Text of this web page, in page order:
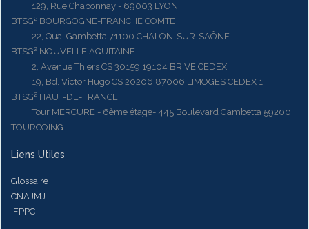
129, Rue Chaponnay - 69003 LYON
BTSG² BOURGOGNE-FRANCHE COMTE
22, Quai Gambetta 71100 CHALON-SUR-SAÔNE
BTSG² NOUVELLE AQUITAINE
2, Avenue Thiers CS 30159 19104 BRIVE CEDEX
19, Bd. Victor Hugo CS 20206 87006 LIMOGES CEDEX 1
BTSG² HAUT-DE-FRANCE
Tour MERCURE - 6ème étage- 445 Boulevard Gambetta 59200
TOURCOING
Liens Utiles
Glossaire
CNAJMJ
IFPPC